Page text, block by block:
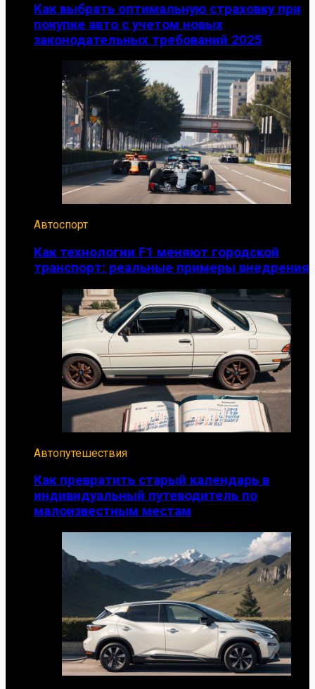
Как выбрать оптимальную страховку при
покупке авто с учетом новых
законодательных требований 2025
Автоспорт
Как технологии F1 меняют городской
транспорт: реальные примеры внедрения
Автопутешествия
Как превратить старый календарь в
индивидуальный путеводитель по
малоизвестным местам